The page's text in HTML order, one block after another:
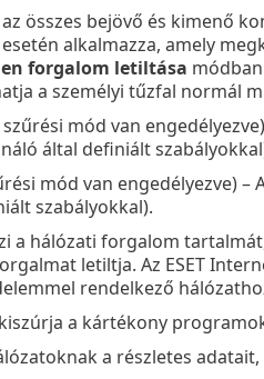
összes bejövő és kimenő
alkalmazza, amely
forgalom letiltása
a személyi tűzfal normál
mód van
által definiált
mód van engedélyezve)
szabályokkal).
a hálózati forgalom
letiltja. Az ESET
rendelkező
a kártékony
a részletes